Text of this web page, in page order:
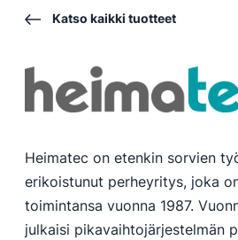
Katso kaikki tuotteet
Heimatec on etenkin sorvien
erikoistunut perheyritys, joka
toimintansa vuonna 1987.
julkaisi pikavaihtojärjestelmän